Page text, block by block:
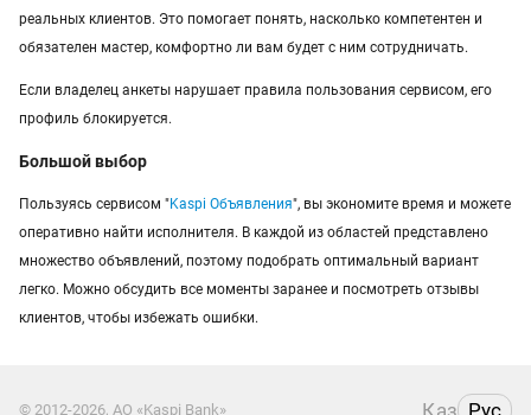
реальных клиентов. Это помогает понять, насколько компетентен и
обязателен мастер, комфортно ли вам будет с ним сотрудничать.
Если владелец анкеты нарушает правила пользования сервисом, его
профиль блокируется.
Большой выбор
Пользуясь сервисом "Kaspi Объявления", вы экономите время и можете
оперативно найти исполнителя. В каждой из областей представлено
множество объявлений, поэтому подобрать оптимальный вариант
легко. Можно обсудить все моменты заранее и посмотреть отзывы
клиентов, чтобы избежать ошибки.
© 2012-2026, АО «Kaspi Bank» Қаз Рус